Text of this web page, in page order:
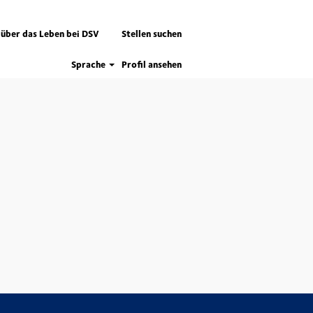
das Leben bei DSV Stellen suchen
Sprache Profil ansehen